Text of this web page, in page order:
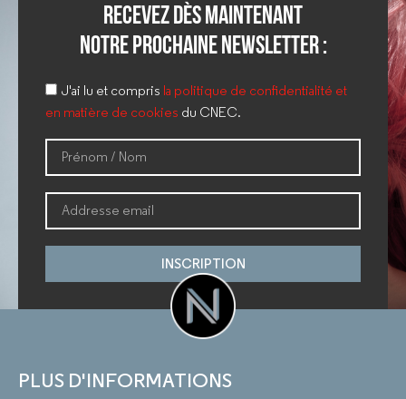
Recevez dès maintenant
notre prochaine newsletter :
J'ai lu et compris la politique de confidentialité et
en matière de cookies du CNEC.
INSCRIPTION
PLUS D'INFORMATIONS